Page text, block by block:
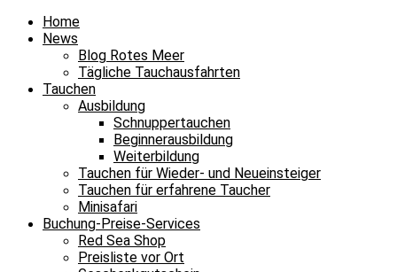
Home
News
Blog Rotes Meer
Tägliche Tauchausfahrten
Tauchen
Ausbildung
Schnuppertauchen
Beginnerausbildung
Weiterbildung
Tauchen für Wieder- und Neueinsteiger
Tauchen für erfahrene Taucher
Minisafari
Buchung-Preise-Services
Red Sea Shop
Preisliste vor Ort